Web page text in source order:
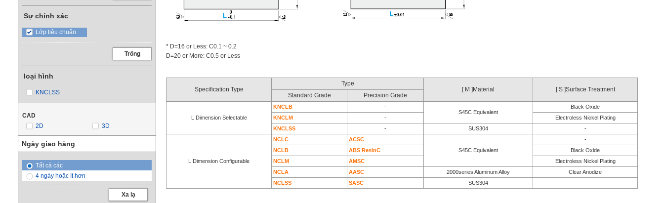
Sự chính xác
Lớp tiêu chuẩn
Trống
loại hình
KNCLSS
CAD
2D
3D
Ngày giao hàng
Tất cả các
4 ngày hoặc ít hơn
Xa lạ
* D=16 or Less: C0.1 ~ 0.2
D=20 or More: C0.5 or Less
Specification Type
Type
[ M ]Material
[ S ]Surface Treatment
Standard Grade
Precision Grade
L Dimension Selectable
KNCLB
-
S45C Equivalent
Black Oxide
KNCLM
-
Electroless Nickel Plating
KNCLSS - SUS304 -
L Dimension Configurable
NCLC
ACSC
S45C Equivalent
-
NCLB
ABS ResinC
Black Oxide
NCLM
AMSC
Electroless Nickel Plating
NCLA
AASC 2000series Aluminum Alloy
Clear Anodize
NCLSS
SASC SUS304 -